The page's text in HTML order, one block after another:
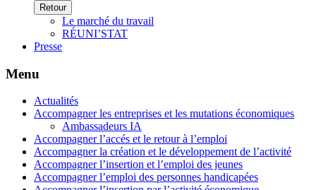
Retour
Le marché du travail
RÉUNI’STAT
Presse
Menu
Actualités
Accompagner les entreprises et les mutations économiques
Ambassadeurs IA
Accompagner l’accés et le retour à l’emploi
Accompagner la création et le développement de l’activité
Accompagner l’insertion et l’emploi des jeunes
Accompagner l’emploi des personnes handicapées